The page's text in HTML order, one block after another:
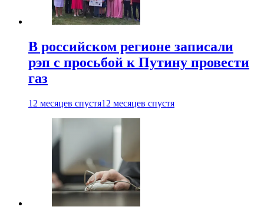
В российском регионе записали
рэп с просьбой к Путину провести
газ
12 месяцев спустя12 месяцев спустя